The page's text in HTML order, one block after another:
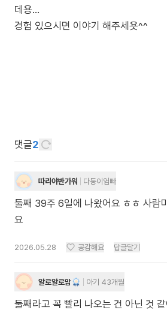
데용…
경험 있으시면 이야기 해주세욧^^
댓글2
따리야반가워 다둥이엄빠
둘째 39주 6일에 나왔어요 ㅎㅎ 사람
요
2026.05.28 공감해요 답글달기
알로알로맘 아기 43개월
둘째라고 꼭 빨리 나오는 건 아닌 것